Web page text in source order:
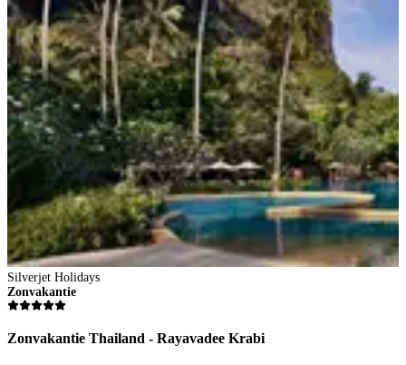
Silverjet Holidays
Zonvakantie
Zonvakantie Thailand - Rayavadee Krabi